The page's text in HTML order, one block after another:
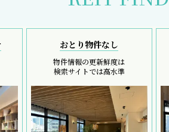
おとり物件なし
物件情報の更新鮮度は
検索サイトでは高水準